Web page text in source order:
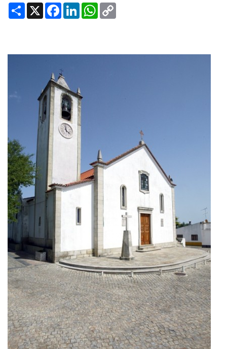
Share
X Facebook
LinkedInWhatsApp